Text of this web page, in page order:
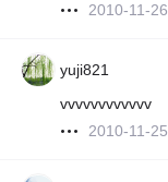
2010-11-26
yuji821
vvvvvvvvvvvv
2010-11-25